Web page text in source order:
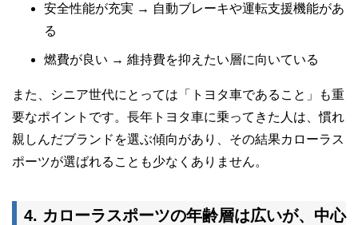
安全性能が充実 → 自動ブレーキや運転支援機能があ
る
燃費が良い → 維持費を抑えたい層に向いている
また、シニア世代にとっては「トヨタ車であること」も重
要なポイントです。長年トヨタ車に乗ってきた人は、慣れ
親しんだブランドを選ぶ傾向があり、その結果カローラス
ポーツが選ばれることも少なくありません。
4. カローラスポーツの年齢層は広いが、中心